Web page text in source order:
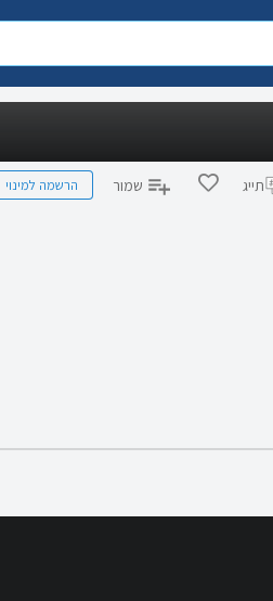
תייג שמור הרשמה למינוי